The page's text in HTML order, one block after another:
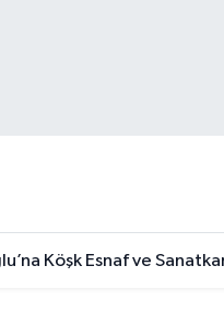
Köşk Esnaf ve